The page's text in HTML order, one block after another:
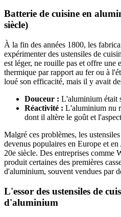
Batterie de cuisine en
siècle)
À la fin des années 1800, les
expérimenter des ustensiles de
est léger, ne rouille pas et offre une
thermique par rapport au fer ou à
loué son efficacité, mais il y avait
Douceur : L'aluminium était
Réactivité : L'aluminium nu
dont il altère le goût et
Malgré ces problèmes, les
devenus populaires en Europe et
20e siècle. Des entreprises comme
produit certaines des premières
d'aluminium, souvent vendues par
L'essor des ustensiles de
d'aluminium